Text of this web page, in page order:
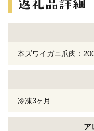
本ズワイガニ爪肉：
冷凍3ヶ月
ア